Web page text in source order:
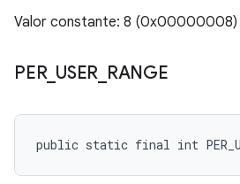
Valor constante: 8 (0x00000008)
PER_ USER RANGE
public static final int